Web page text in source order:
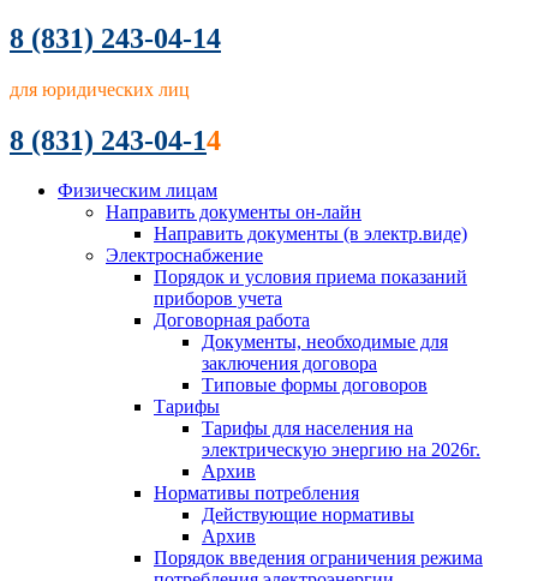
8 (831) 243-04-14
для юридических лиц
8 (831) 243-04-14
Физическим лицам
Направить документы он-лайн
Направить документы (в электр.виде)
Электроснабжение
Порядок и условия приема показаний
приборов учета
Договорная работа
Документы, необходимые для
заключения договора
Типовые формы договоров
Тарифы
Тарифы для населения на
электрическую энергию на 2026г.
Архив
Нормативы потребления
Действующие нормативы
Архив
Порядок введения ограничения режима